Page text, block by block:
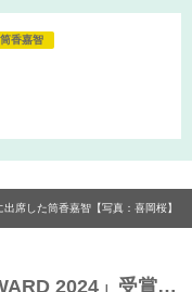
筒香嘉智
席した筒香嘉智【写真：喜岡桜】
2024」受賞…